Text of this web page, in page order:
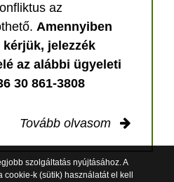
az
Amennyiben
jelezzék
az alábbi ügyeleti
30 861-3808
Tovább olvasom
szolgáltatás nyújtásához. A
k (sütik) használatát el kell